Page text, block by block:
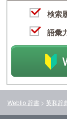
検索
語彙
Weblio 辞書 > 英和辞